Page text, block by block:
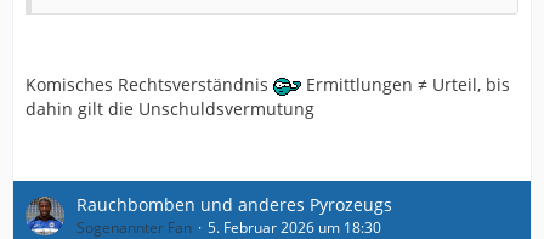
Komisches Rechtsverständnis
Ermittlungen ≠ Urteil, bis
dahin gilt die Unschuldsvermutung
Rauchbomben und anderes Pyrozeugs
Sogenannter Fan 5. Februar 2026 um 18:30